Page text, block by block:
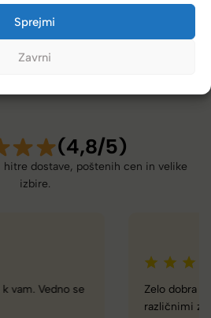
Sprejmi
Zavrni
(4,8/5)
hitre dostave, poštenih cen in velike
izbire.
in kovčke, z veliko izbire,